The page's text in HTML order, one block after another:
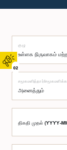
02
குழு
சமூகமளித்தார்/
திகதி முதல் (YYYY-